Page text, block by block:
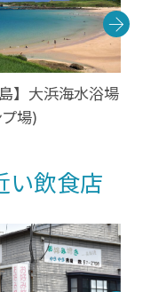
島】大浜海水浴場
場)
い飲食店